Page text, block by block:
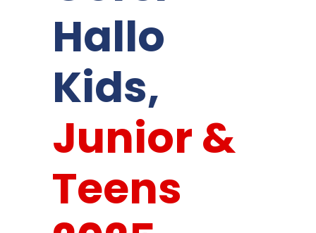
Hallo
Kids,
Junior &
Teens